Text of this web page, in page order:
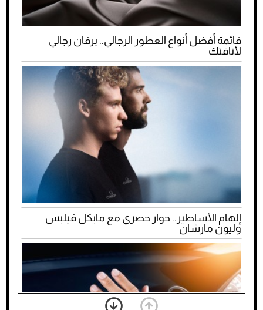
قائمة أفضل أنواع العطور الرجالي.. برفان رجالي
لأناقتك
إلهام الأساطير.. حوار حصري مع مايكل فيلبس
وليون مارشان